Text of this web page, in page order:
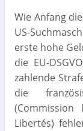
Wie Anfang
US-
erste hohe
die EU-
zahlende
die
Libertés)